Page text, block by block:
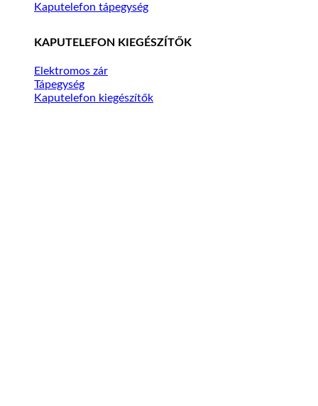
Kaputelefon tápegység
KAPUTELEFON KIEGÉSZÍTŐK
Elektromos zár
Tápegység
Kaputelefon kiegészítők